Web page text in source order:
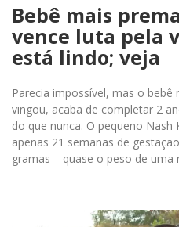
Bebê mais
vence luta pela
está lindo; veja
Parecia impossível, mas o
vingou, acaba de completar 2
do que nunca. O pequeno Nash
apenas 21 semanas de
gramas – quase o peso de uma